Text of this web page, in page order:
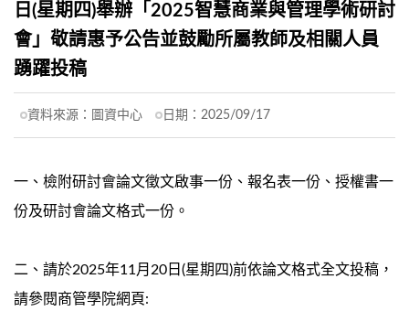
日(星期四)舉辦「2025智慧商業與管理學術研討
會」敬請惠予公告並鼓勵所屬教師及相關人員
踴躍投稿
資料來源： 圖資中心 日期： 2025/09/17
一、檢附研討會論文徵文啟事一份、報名表一份、授權書一
份及研討會論文格式一份。
二、請於2025年11月20日(星期四)前依論文格式全文投稿，
請參閱商管學院網頁: